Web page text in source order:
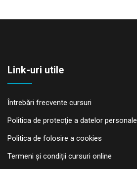
Link-uri utile
Întrebări frecvente cursuri
Politica de protecţie a datelor personale
Politica de folosire a cookies
Termeni și condiții cursuri online